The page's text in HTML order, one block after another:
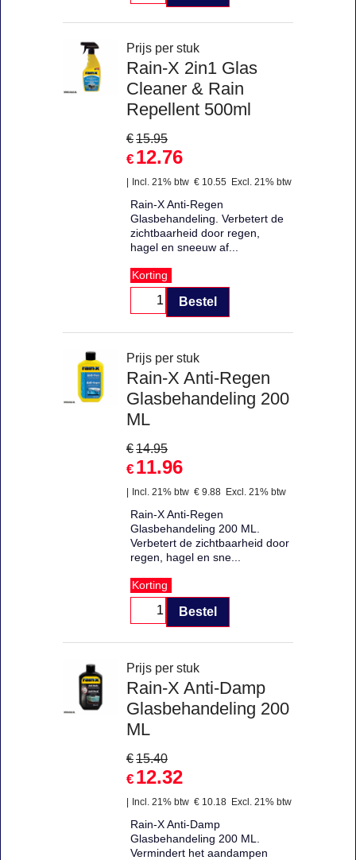
Prijs per stuk
Rain-X 2in1 Glas
Cleaner & Rain
Repellent 500ml
€15.95
€ 12.76
Incl. 21% btw € 10.55 Excl. 21% btw
Rain-X Anti-Regen
Glasbehandeling. Verbetert de
zichtbaarheid door regen,
hagel en sneeuw af...
Korting
Bestel
Prijs per stuk
Rain-X Anti-Regen
Glasbehandeling 200
ML
€14.95
€ 11.96
Incl. 21% btw € 9.88 Excl. 21% btw
Rain-X Anti-Regen
Glasbehandeling 200 ML.
Verbetert de zichtbaarheid door
regen, hagel en sne...
Korting
Bestel
Prijs per stuk
Rain-X Anti-Damp
Glasbehandeling 200
ML
€15.40
€ 12.32
Incl. 21% btw € 10.18 Excl. 21% btw
Rain-X Anti-Damp
Glasbehandeling 200 ML.
Vermindert het aandampen